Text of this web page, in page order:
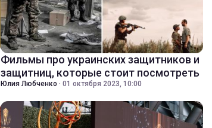
Фильмы про украинских защитников и
защитниц, которые стоит посмотреть
Юлия Любченко · 01 октября 2023, 10:00